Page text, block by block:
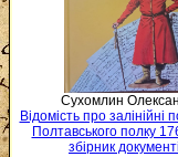
Сухомлин
Відомість про залінійні
Полтавського полку
збірник